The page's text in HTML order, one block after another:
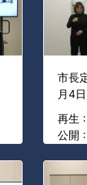
市長
月4
再生
公開